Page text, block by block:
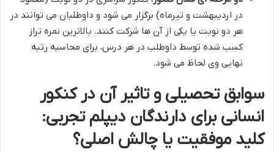
در اردیبهشت و تیرماه) برگزار می شود و داوطلبان می توانند در
هر دو نوبت یا یکی از آن ها شرکت کنند. بالاترین نمره تراز
کسب شده توسط داوطلب در هر درس، برای محاسبه رتبه
نهایی وی لحاظ می شود.
سوابق تحصیلی و تاثیر آن در کنکور
انسانی برای دارندگان دیپلم تجربی:
کلید موفقیت یا چالش اصلی؟